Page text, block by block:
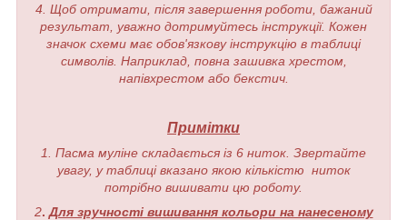
4. Щоб отримати, після завершення роботи, бажаний
результат, уважно дотримуйтесь інструкції. Кожен
значок схеми має обов'язкову інструкцію в таблиці
символів. Наприклад, повна зашивка хрестом,
напівхрестом або бекстич.
Примітки
1. Пасма муліне складається із 6 ниток. Звертайте
увагу, у таблиці вказано якою кількістю ниток
потрібно вишивати цю роботу.
2. Для зручності вишивання кольори на нанесеному